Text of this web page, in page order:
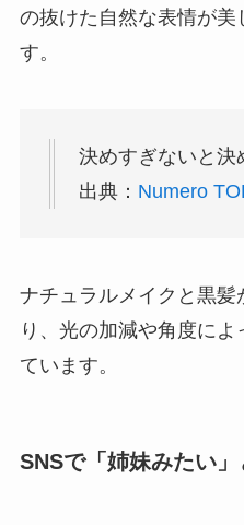
の抜けた自然な表情が美
す。
決めすぎないと決
出典： Numero
ナチュラルメイクと黒
り、光の加減や角度に
ています。
SNSで「姉妹みたい